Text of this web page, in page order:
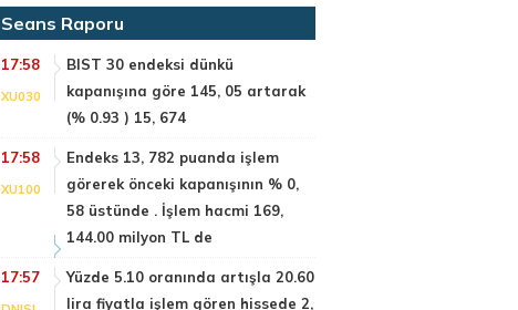
Seans Raporu
17:58
XU030
BIST 30 endeksi dünkü
kapanışına göre 145, 05 artarak
(% 0.93 ) 15, 674
17:58
XU100
Endeks 13, 782 puanda işlem
görerek önceki kapanışının % 0,
58 üstünde . İşlem hacmi 169,
144.00 milyon TL de
17:57
Yüzde 5.10 oranında artışla 20.60
lira fiyatla işlem gören hissede 2,